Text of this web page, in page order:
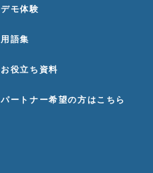
デモ体験
用語集
お役立ち資料
パートナー希望の方はこちら